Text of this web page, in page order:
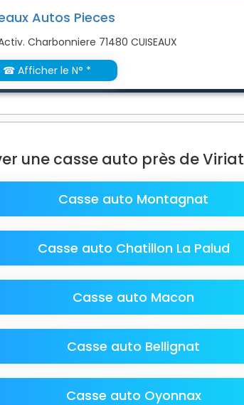
Autos Pieces
Charbonniere 71480 CUISEAUX
☎ Afficher le N° *
une casse auto près de Viriat
Casse auto Montagnat
Casse auto Chatillon La Palud
Casse auto Macon
Casse auto Bellignat
Casse auto Oyonnax